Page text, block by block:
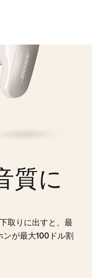
質に
取りに出すと、最
が最大100ドル割